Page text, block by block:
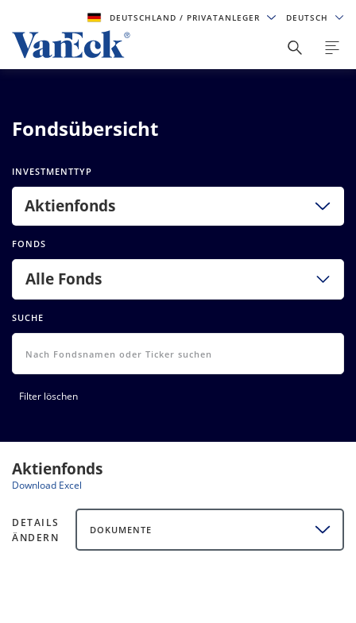
DEUTSCHLAND/ PRIVATANLEGER DEUTSCH
Fondsübersicht
INVESTMENTTYP
Aktienfonds
FONDS
Alle Fonds
SUCHE
Filter löschen
Aktienfonds
Download Excel
DETAILS
ÄNDERN
DOKUMENTE